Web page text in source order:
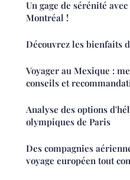
Un gage de sérénité
Montréal !
Découvrez les bienfaits
Voyager au Mexique :
conseils et
Analyse des options
olympiques de Paris
Des compagnies
voyage européen tout